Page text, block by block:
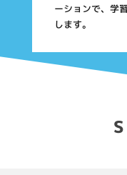
ーションで、学
します。